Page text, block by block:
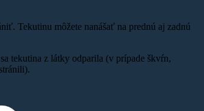
Tekutinu môžete nanášať na prednú aj zadnú
tekutina z látky odparila (v prípade škvŕn,